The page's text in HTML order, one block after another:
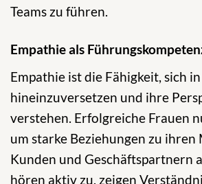
Teams zu führen.
Empathie als
Empathie ist die Fähigkeit, sich
hineinzuversetzen und ihre
verstehen. Erfolgreiche Frauen
um starke Beziehungen zu
Kunden und Geschäftspartnern
hören aktiv zu, zeigen